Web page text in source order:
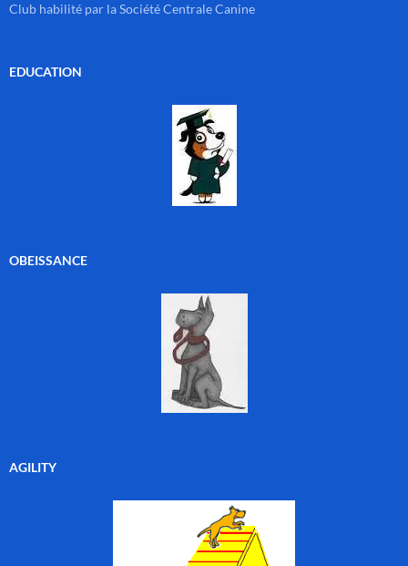
Club habilité par la Société Centrale Canine
EDUCATION
OBEISSANCE
AGILITY